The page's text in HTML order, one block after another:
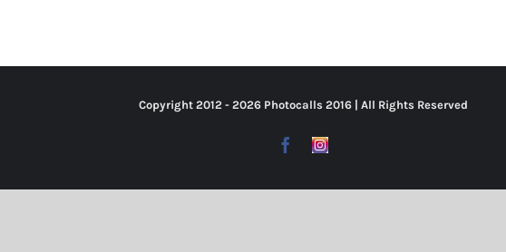
Copyright 2012 - 2026 Photocalls 2016| All Rights Reserved
Facebook
Https://www.instagram.com/